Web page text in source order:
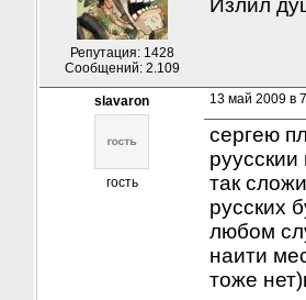
Репутация: 1428
Сообщений: 2.109
Излил
slavaron
гость
13 май 2009 в
сергею
так
русских
любом
наити
тоже